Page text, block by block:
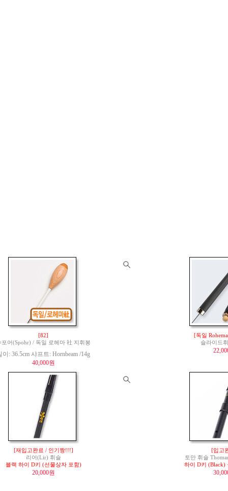
[82]
포어(Spohr) / 독일 로헤마 社 지휘봉
이: 36.5cm 샤프트: Hornbeam /14g
40,000원
[독일
슬라이드
[재입고완료 / 인기짱!!!]
리어(Lir) 휘슬
블랙 하이 D키 (선물상자 포함)
20,000원
[입고
토만 휘슬
하이 D키 (Black)